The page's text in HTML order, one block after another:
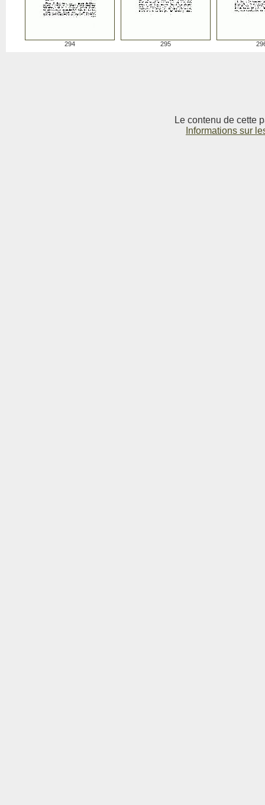
294 295
Le contenu de cette
Informations sur